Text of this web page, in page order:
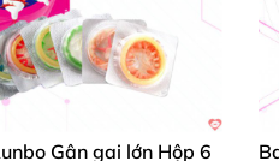
tác dụng khơi gợi khoái
vậy , kiểu dáng độc lạ này
phái mạnh cho
các đấng
Gân gai lớn Hộp 6